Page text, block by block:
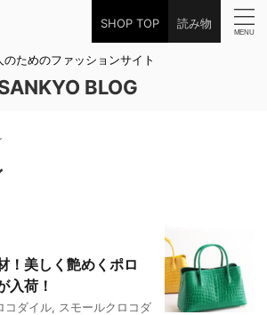
SHOP TOP 読み物
のためのファッションサイト
BLOG
！美しく艶めくポロ
入荷！
コダイル, スモールクロコダ